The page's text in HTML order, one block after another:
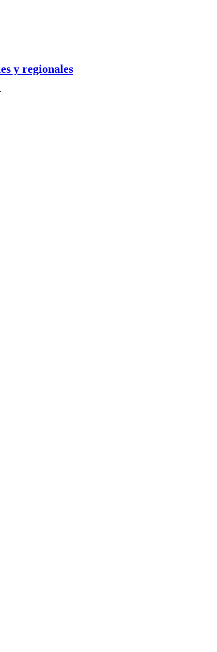
y regionales